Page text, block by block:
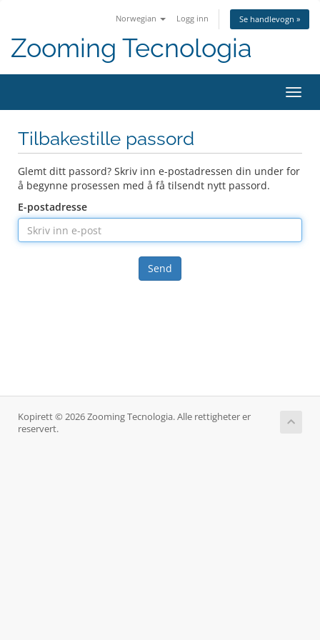
Norwegian Logg inn Se handlevogn »
Zooming Tecnologia
Bytt
Tilbakestille passord
Glemt ditt passord? Skriv inn e-postadressen din under for
å begynne prosessen med å få tilsendt nytt passord.
E-postadresse
Send
Kopirett © 2026 Zooming Tecnologia. Alle rettigheter er
reservert.